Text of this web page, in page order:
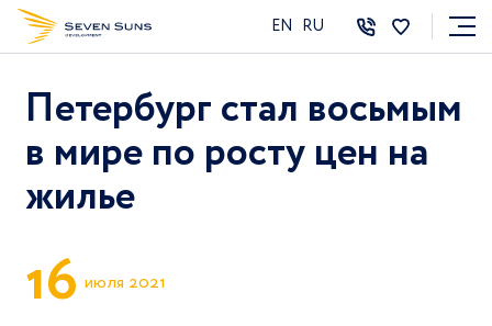
EN RU
Петербург стал восьмым
в мире по росту цен на
жилье
16 июля 2021